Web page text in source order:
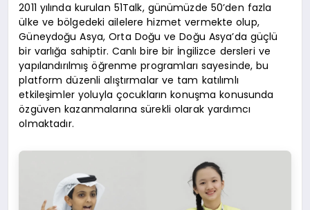
2011 yılında kurulan 51Talk, günümüzde 50’den fazla
ülke ve bölgedeki ailelere hizmet vermekte olup,
Güneydoğu Asya, Orta Doğu ve Doğu Asya’da güçlü
bir varlığa sahiptir. Canlı bire bir İngilizce dersleri ve
yapılandırılmış öğrenme programları sayesinde, bu
platform düzenli alıştırmalar ve tam katılımlı
etkileşimler yoluyla çocukların konuşma konusunda
özgüven kazanmalarına sürekli olarak yardımcı
olmaktadır.